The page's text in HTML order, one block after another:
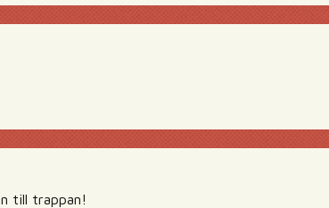
till trappan!